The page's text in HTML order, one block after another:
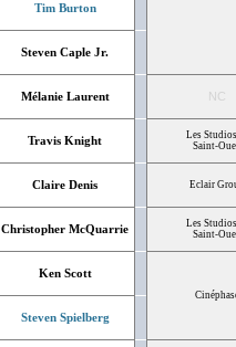
Tim Burton
Steven Caple Jr.
Mélanie Laurent NC
Travis Knight
Les
Saint-
Claire Denis Eclair
Christopher McQuarrie
Les
Saint-
Ken Scott
Steven Spielberg